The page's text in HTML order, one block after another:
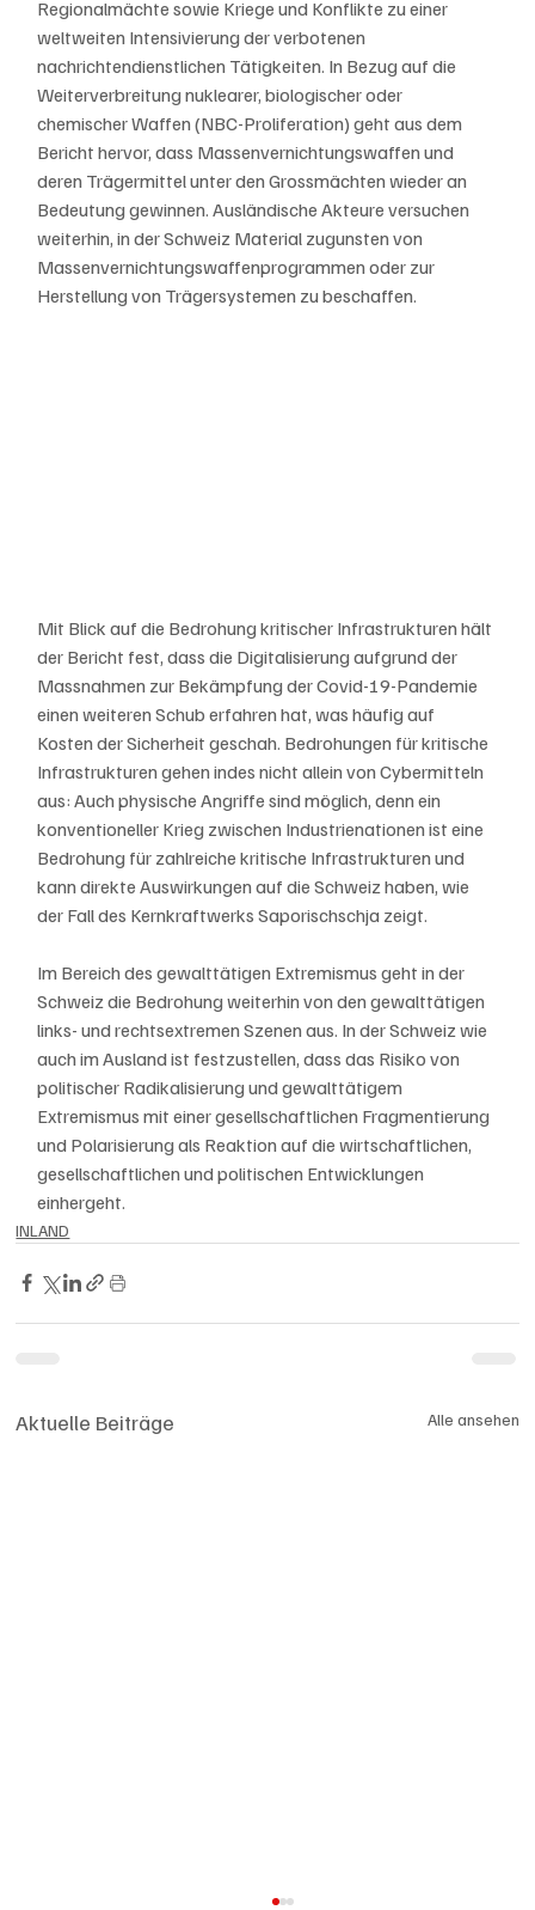
Regionalmächte sowie Kriege und Konflikte zu einer
weltweiten Intensivierung der verbotenen
nachrichtendienstlichen Tätigkeiten. In Bezug auf die
Weiterverbreitung nuklearer, biologischer oder
chemischer Waffen (NBC-Proliferation) geht aus dem
Bericht hervor, dass Massenvernichtungswaffen und
deren Trägermittel unter den Grossmächten wieder an
Bedeutung gewinnen. Ausländische Akteure versuchen
weiterhin, in der Schweiz Material zugunsten von
Massenvernichtungswaffenprogrammen oder zur
Herstellung von Trägersystemen zu beschaffen.
Mit Blick auf die Bedrohung kritischer Infrastrukturen hält
der Bericht fest, dass die Digitalisierung aufgrund der
Massnahmen zur Bekämpfung der Covid-19-Pandemie
einen weiteren Schub erfahren hat, was häufig auf
Kosten der Sicherheit geschah. Bedrohungen für kritische
Infrastrukturen gehen indes nicht allein von Cybermitteln
aus: Auch physische Angriffe sind möglich, denn ein
konventioneller Krieg zwischen Industrienationen ist eine
Bedrohung für zahlreiche kritische Infrastrukturen und
kann direkte Auswirkungen auf die Schweiz haben, wie
der Fall des Kernkraftwerks Saporischschja zeigt.
Im Bereich des gewalttätigen Extremismus geht in der
Schweiz die Bedrohung weiterhin von den gewalttätigen
links- und rechtsextremen Szenen aus. In der Schweiz wie
auch im Ausland ist festzustellen, dass das Risiko von
politischer Radikalisierung und gewalttätigem
Extremismus mit einer gesellschaftlichen Fragmentierung
und Polarisierung als Reaktion auf die wirtschaftlichen,
gesellschaftlichen und politischen Entwicklungen
einhergeht.
INLAND
Aktuelle Beiträge Alle ansehen